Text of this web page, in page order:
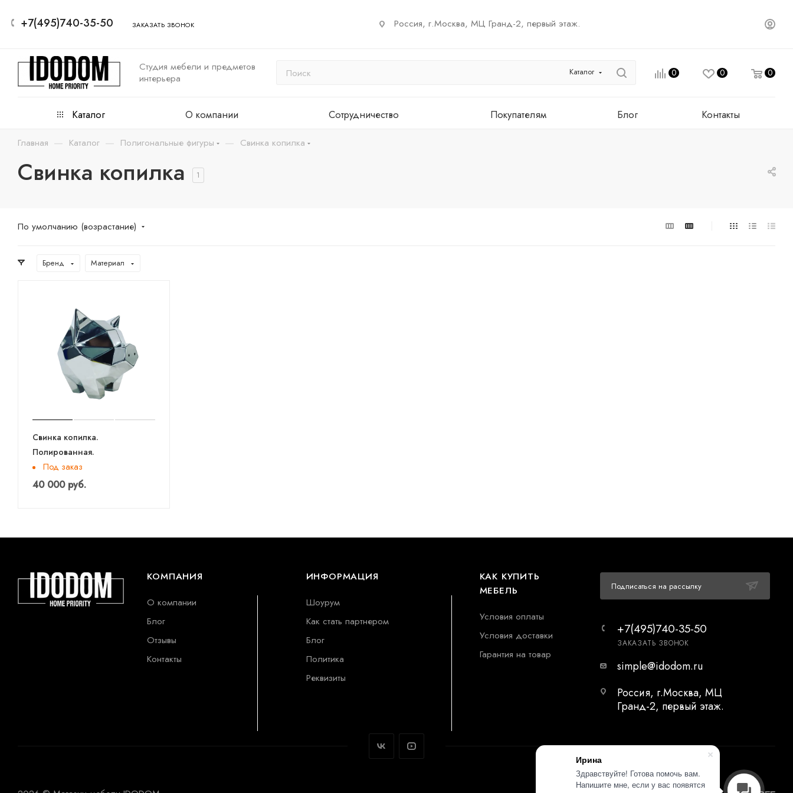
Ирина
Здравствуйте! Готова помочь вам.
Напишите мне, если у вас появятся
+7(495)740-35-50 ЗАКАЗАТЬ ЗВОНОК Россия, г.Москва, МЦ Гранд-2, первый этаж.
Студия мебели и предметов
интерьера
Каталог 0 0 0
Каталог О компании Сотрудничество Покупателям Блог Контакты
Главная — Каталог — Полигональные фигуры — Свинка копилка
Свинка копилка 1
По умолчанию (возрастание)
Бренд Материал
Свинка копилка.
Полированная.
Под заказ
40 000 руб.
КОМПАНИЯ
О компании
Блог
Отзывы
Контакты
ИНФОРМАЦИЯ
Шоурум
Как стать партнером
Блог
Политика
Реквизиты
КАК КУПИТЬ
МЕБЕЛЬ
Условия оплаты
Условия доставки
Гарантия на товар
Подписаться на рассылку
+7(495)740-35-50
ЗАКАЗАТЬ ЗВОНОК
simple@idodom.ru
Россия, г.Москва, МЦ
Гранд-2, первый этаж.